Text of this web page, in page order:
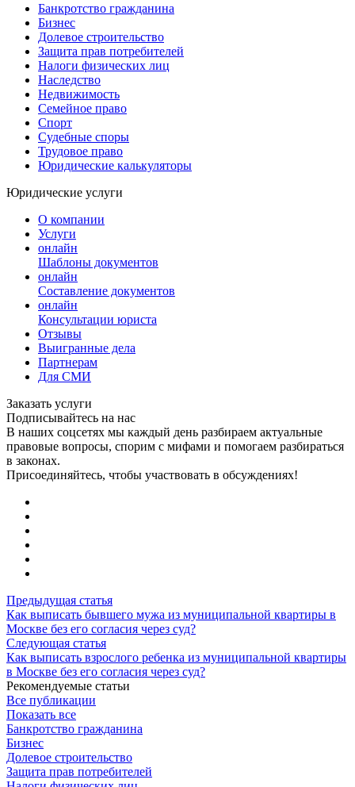
Банкротство гражданина
Бизнес
Долевое строительство
Защита прав потребителей
Налоги физических лиц
Наследство
Недвижимость
Семейное право
Спорт
Судебные споры
Трудовое право
Юридические калькуляторы
Юридические услуги
О компании
Услуги
онлайн
Шаблоны документов
онлайн
Составление документов
онлайн
Консультации юриста
Отзывы
Выигранные дела
Партнерам
Для СМИ
Заказать услуги
Подписывайтесь на нас
В наших соцсетях мы каждый день разбираем актуальные
правовые вопросы, спорим с мифами и помогаем разбираться
в законах.
Присоединяйтесь, чтобы участвовать в обсуждениях!
Предыдущая статья
Как выписать бывшего мужа из муниципальной квартиры в
Москве без его согласия через суд?
Следующая статья
Как выписать взрослого ребенка из муниципальной квартиры
в Москве без его согласия через суд?
Рекомендуемые статьи
Все публикации
Показать все
Банкротство гражданина
Бизнес
Долевое строительство
Защита прав потребителей